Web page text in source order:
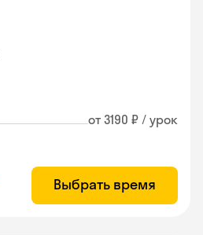
от 3190 ₽ / урок
Выбрать время